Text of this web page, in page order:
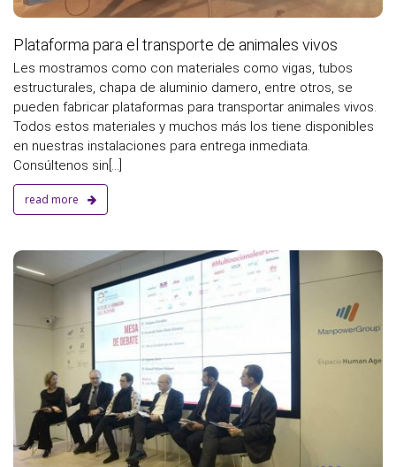
Plataforma para el transporte de animales vivos
Les mostramos como con materiales como vigas, tubos
estructurales, chapa de aluminio damero, entre otros, se
pueden fabricar plataformas para transportar animales vivos.
Todos estos materiales y muchos más los tiene disponibles
en nuestras instalaciones para entrega inmediata.
Consúltenos sin[...]
read more